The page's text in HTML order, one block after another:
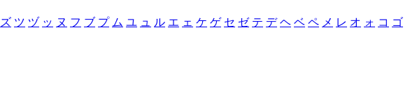
ズ ツ ヅ ッ ヌ フ ブ プ ム ユ ュ ル エ ェ ケ ゲ セ ゼ テ デ ヘ ベ ペ メ レ オ ォ コ ゴ